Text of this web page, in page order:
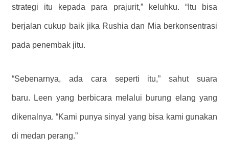
strategi itu kepada para prajurit,” keluhku. “Itu bisa
berjalan cukup baik jika Rushia dan Mia berkonsentrasi
pada penembak jitu.
“Sebenarnya, ada cara seperti itu,” sahut suara
baru. Leen yang berbicara melalui burung elang yang
dikenalnya. “Kami punya sinyal yang bisa kami gunakan
di medan perang.”